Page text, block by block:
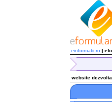
einformatii.ro |
website